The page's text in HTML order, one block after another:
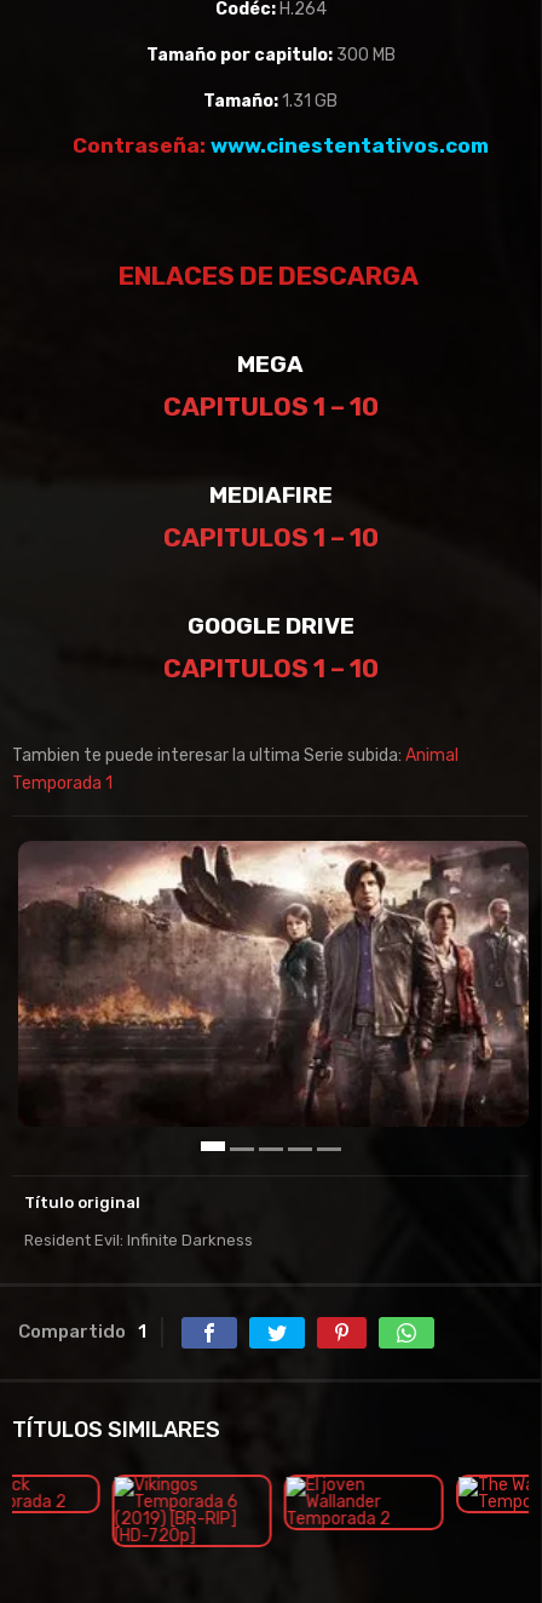
Codéc: H.264
Tamaño por capitulo: 300 MB
Tamaño:1.31 GB
Contraseña: www.cinestentativos.com
ENLACES DE DESCARGA
MEGA
CAPITULOS 1 – 10
MEDIAFIRE
CAPITULOS 1 – 10
GOOGLE DRIVE
CAPITULOS 1 – 10
Tambien te puede interesar la ultima Serie subida: Animal
Temporada 1
Título original
Resident Evil: Infinite Darkness
Compartido 1
TÍTULOS SIMILARES